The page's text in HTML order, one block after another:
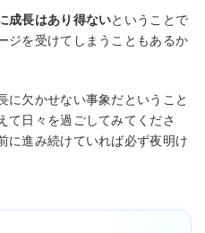
成長はあり得ないということで
ジを受けてしまうこともあるか
に欠かせない事象だということ
て日々を過ごしてみてくださ
に進み続けていれば必ず夜明け